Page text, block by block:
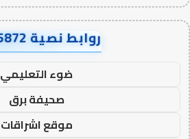
روابط نصية AA35872
ضوء التعليمي
صحيفة برق
موقع اشراقات